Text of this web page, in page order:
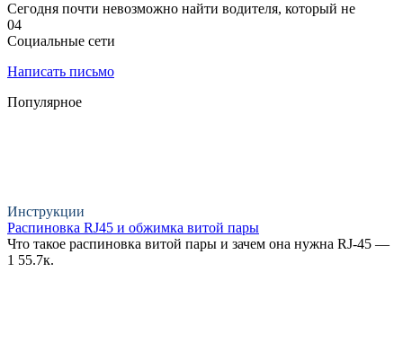
Сегодня почти невозможно найти водителя, который не
04
Социальные сети
Написать письмо
Популярное
Инструкции
Распиновка RJ45 и обжимка витой пары
Что такое распиновка витой пары и зачем она нужна RJ-45 —
1 55.7к.